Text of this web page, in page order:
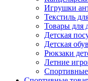
Игрушки
Текстиль
Товары для
Детская
Детская
Рюкзаки
Летние